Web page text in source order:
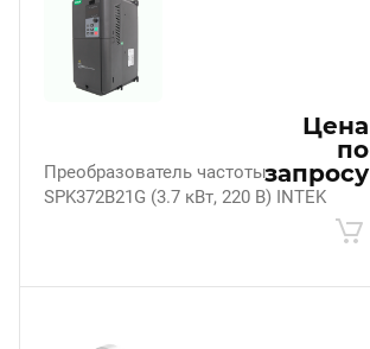
Преобразователь частоты
SPK372B21G (3.7 кВт, 220 В) INTEK
Цена
по
запросу